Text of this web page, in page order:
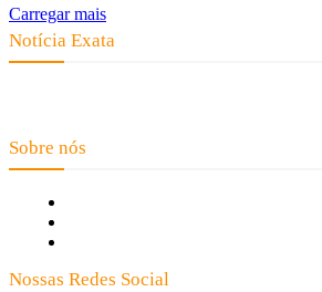
Carregar mais
Notícia Exata
Sobre nós
Nossas Redes Social